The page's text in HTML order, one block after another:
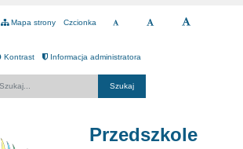
Mapa strony Czcionka
Kontrast Informacja administratora
Przedszkole